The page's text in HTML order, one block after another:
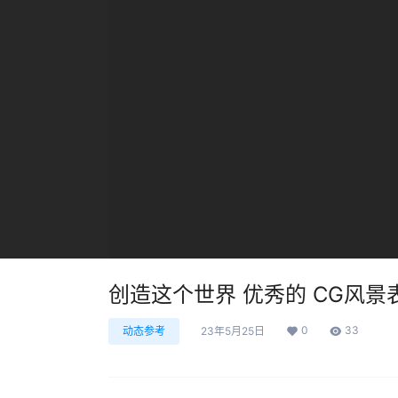
创造这个世界 优秀的 CG风景
动态参考 23年5月25日 0 33